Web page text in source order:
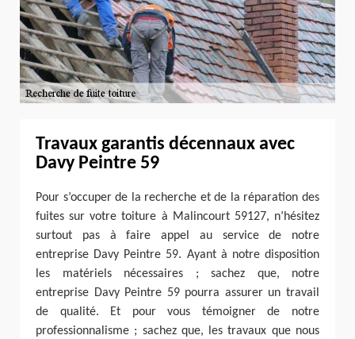
Travaux garantis décennaux avec
Davy Peintre 59
Pour s’occuper de la recherche et de la réparation des
fuites sur votre toiture à Malincourt 59127, n’hésitez
surtout pas à faire appel au service de notre
entreprise Davy Peintre 59. Ayant à notre disposition
les matériels nécessaires ; sachez que, notre
entreprise Davy Peintre 59 pourra assurer un travail
de qualité. Et pour vous témoigner de notre
professionnalisme ; sachez que, les travaux que nous